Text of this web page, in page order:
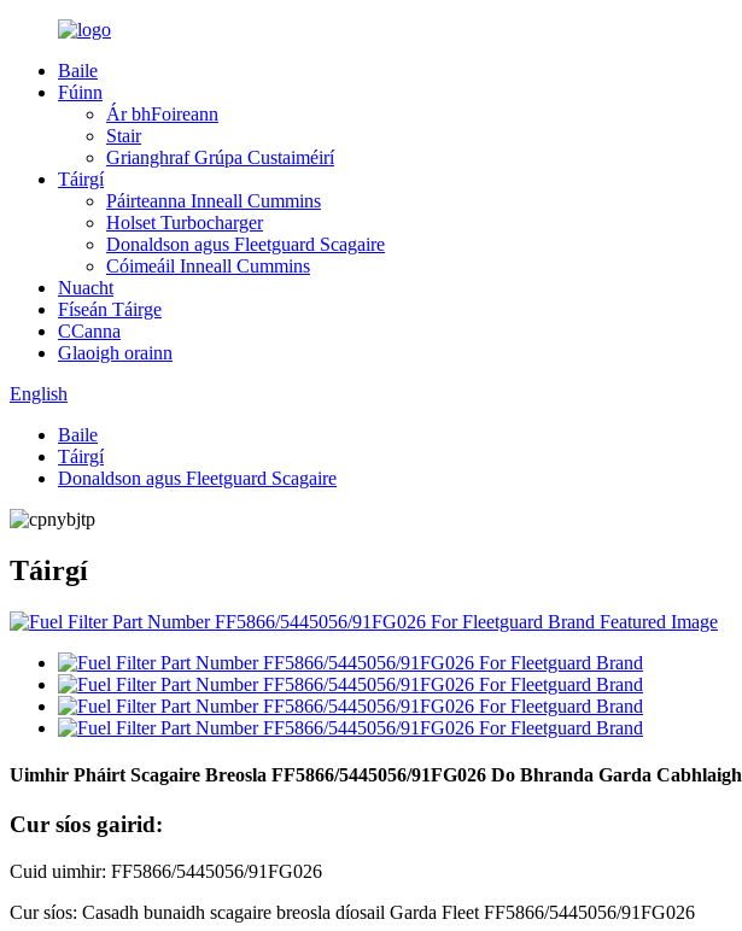
Baile
Fúinn
Ár bhFoireann
Stair
Grianghraf Grúpa Custaiméirí
Táirgí
Páirteanna Inneall Cummins
Holset Turbocharger
Donaldson agus Fleetguard Scagaire
Cóimeáil Inneall Cummins
Nuacht
Físeán Táirge
CCanna
Glaoigh orainn
English
Baile
Táirgí
Donaldson agus Fleetguard Scagaire
Táirgí
Uimhir Pháirt Scagaire Breosla FF5866/5445056/91FG026 Do Bhranda Garda Cabhlaigh
Cur síos gairid:
Cuid uimhir: FF5866/5445056/91FG026
Cur síos: Casadh bunaidh scagaire breosla díosail Garda Fleet FF5866/5445056/91FG026